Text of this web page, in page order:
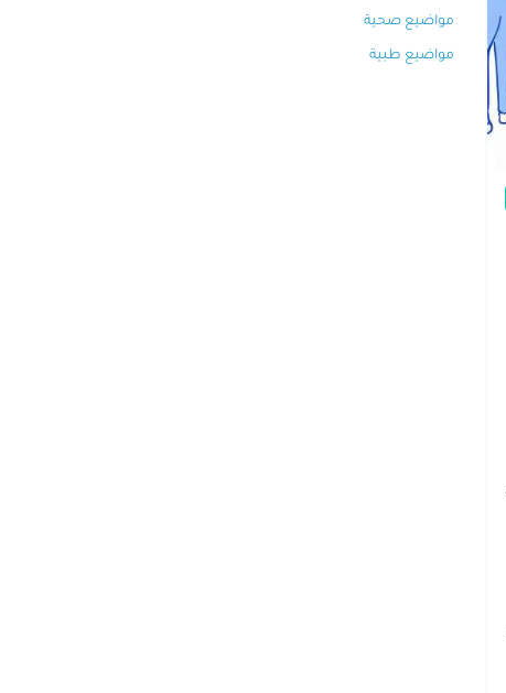
مواضيع صحية
مواضيع طبية